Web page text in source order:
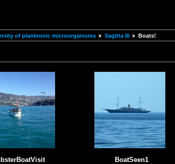
of planktonic microorganisms Sagitta III Boats!
BoatSeen1